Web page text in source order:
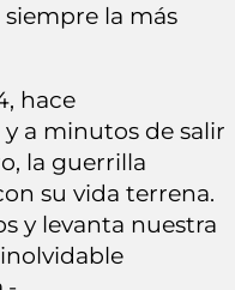
la más
hace
a minutos de salir
la guerrilla
su vida terrena.
y levanta nuestra